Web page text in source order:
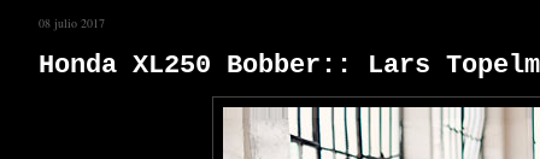
08 julio 2017
Honda XL250 Bobber:: Lars